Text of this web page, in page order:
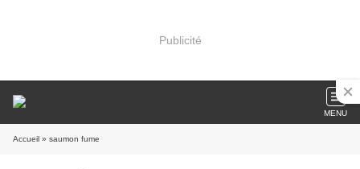
Publicité
MENU
Accueil » saumon fume